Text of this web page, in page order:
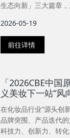
生态向新」三大篇章
2026-05-19
前往详情
「2026CBE中
义美妆下一站“风
在化妆品行业“源头创
品牌突围、产品迭代
科技力、创新力、转